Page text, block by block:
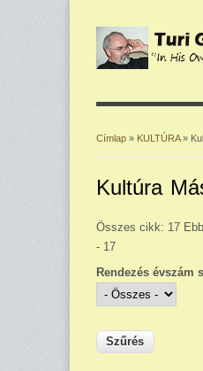
Címlap » KULTÚRA»
Kultúra
Összes cikk: 17
- 17
Rendezés évszám